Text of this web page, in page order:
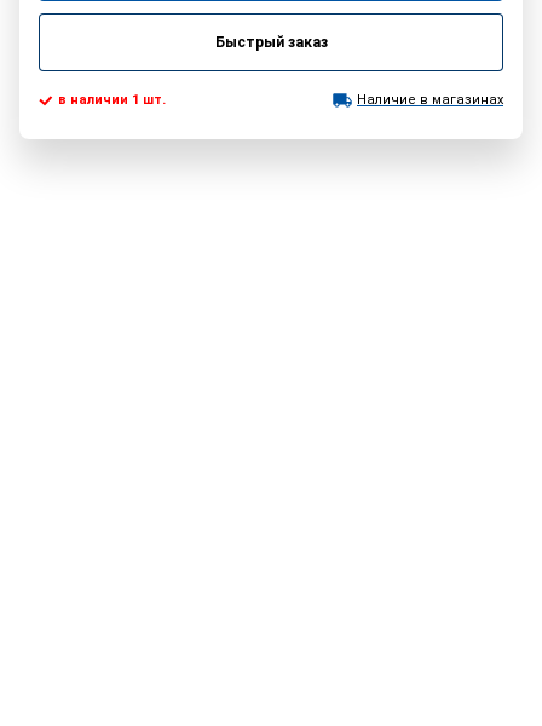
Быстрый заказ
в наличии 1 шт. Наличие в магазинах